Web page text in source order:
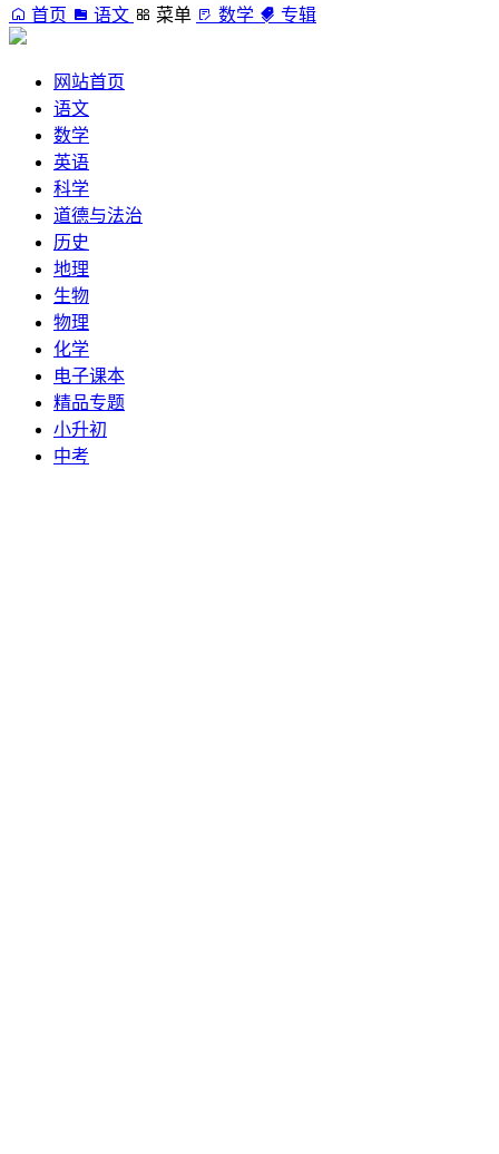
首页
语文 菜单 数学 专辑
网站首页
语文
数学
英语
科学
道德与法治
历史
地理
生物
物理
化学
电子课本
精品专题
小升初
中考